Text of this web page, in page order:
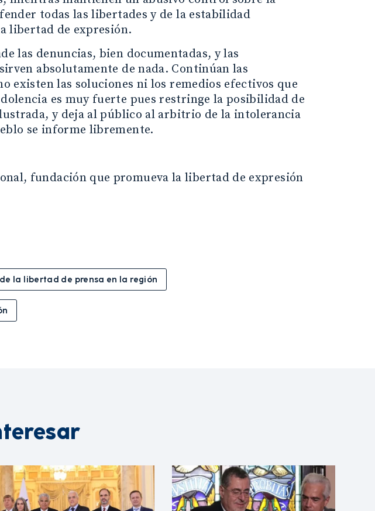
todas las libertades y de la estabilidad
libertad de expresión.
las denuncias, bien documentadas, y las
absolutamente de nada. Continúan las
existen las soluciones ni los remedios efectivos que
es muy fuerte pues restringe la posibilidad de
y deja al público al arbitrio de la intolerancia
se informe libremente.
fundación que promueva la libertad de expresión
la libertad de prensa en la región